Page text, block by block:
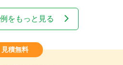
をもっと見る
見積無料